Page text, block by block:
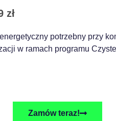
zł
potrzebny przy
w ramach programu
Zamów teraz!